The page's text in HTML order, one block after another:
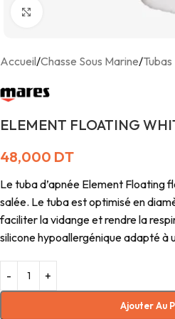
Accueil/Chasse Sous Marine/Tubas
ELEMENT FLOATING
48,000 DT
Le tuba d’apnée Element Floating
salée. Le tuba est optimisé en
faciliter la vidange et rendre la
silicone hypoallergénique adapté à
Ajouter Au